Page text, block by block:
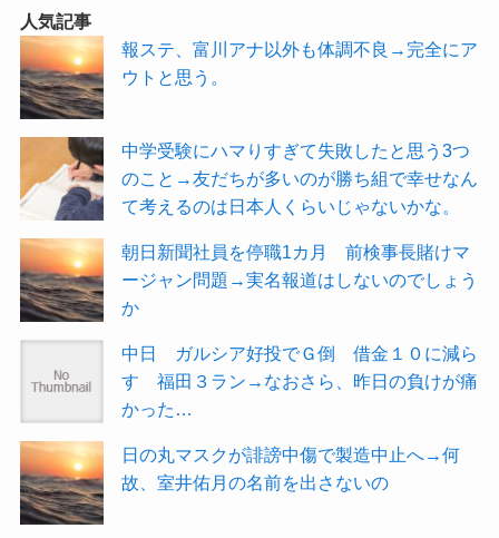
人気記事
報ステ、富川アナ以外も体調不良→完全にア
ウトと思う。
中学受験にハマりすぎて失敗したと思う3つ
のこと→友だちが多いのが勝ち組で幸せなん
て考えるのは日本人くらいじゃないかな。
朝日新聞社員を停職1カ月 前検事長賭けマ
ージャン問題→実名報道はしないのでしょう
か
中日 ガルシア好投でＧ倒 借金１０に減ら
す 福田３ラン→なおさら、昨日の負けが痛
かった…
日の丸マスクが誹謗中傷で製造中止へ→何
故、室井佑月の名前を出さないの